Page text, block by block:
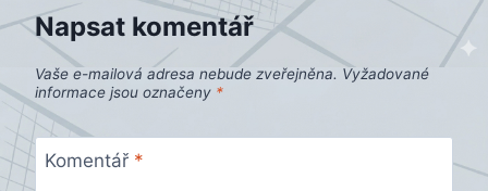
Napsat komentář
Vaše e-mailová adresa nebude zveřejněna. Vyžadované
informace jsou označeny *
Komentář *